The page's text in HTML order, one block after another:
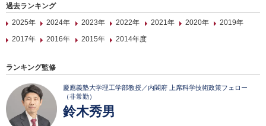
過去ランキング
2025年
2024年 2023年 2022年 2021年 2020年
2019年
2017年
2016年 2015年 2014年度
ランキング監修
慶應義塾大学理工学部教授／内閣府 上席科学技術政策フェロー
（非常勤）
鈴木秀男